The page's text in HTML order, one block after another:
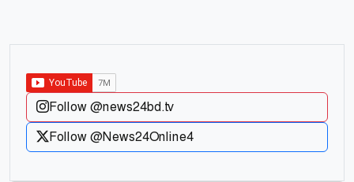
Follow @news24bd.tv
Follow @News24Online4